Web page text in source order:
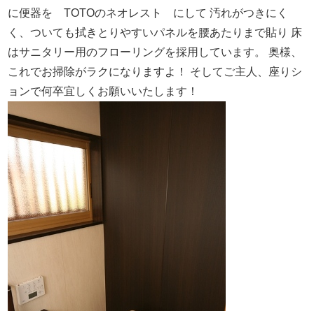
に便器を TOTOのネオレスト にして 汚れがつきにく
く、ついても拭きとりやすいパネルを腰あたりまで貼り 床
はサニタリー用のフローリングを採用しています。
奥様、
これでお掃除がラクになりますよ！
そしてご主人、座りシ
ョンで何卒宜しくお願いいたします！